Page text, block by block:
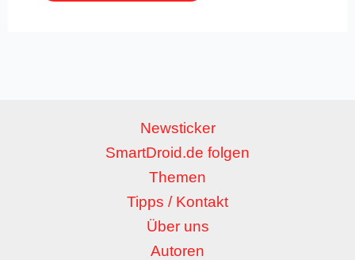
Newsticker
SmartDroid.de folgen
Themen
Tipps / Kontakt
Über uns
Autoren